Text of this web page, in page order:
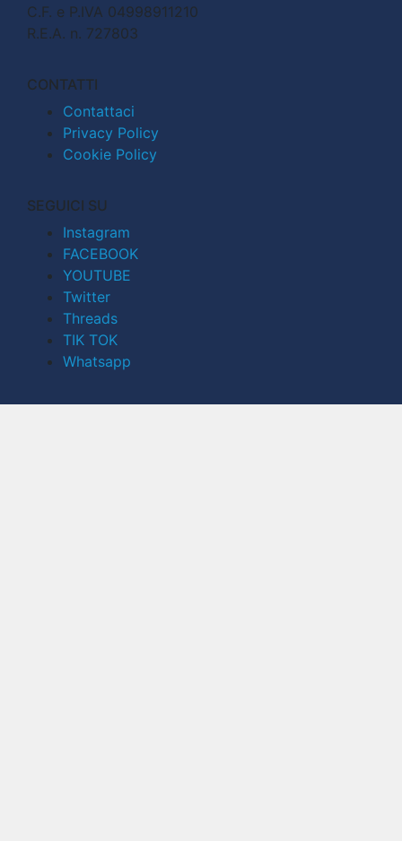
C.F. e P.IVA 04998911210
R.E.A. n. 727803
CONTATTI
Contattaci
Privacy Policy
Cookie Policy
SEGUICI SU
Instagram
FACEBOOK
YOUTUBE
Twitter
Threads
TIK TOK
Whatsapp